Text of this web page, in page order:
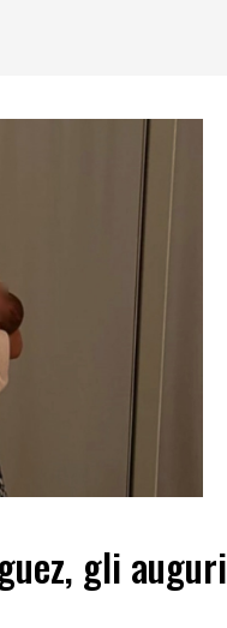
gli auguri